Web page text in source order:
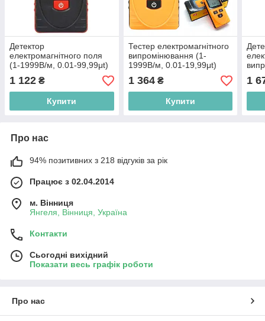
Детектор
електромагнітного поля
(1-1999В/м, 0.01-99,99μt)
WINTACT WT3120
1 122 ₴
Купити
Тестер електромагнітного
випромінювання (1-
1999В/м, 0.01-19,99μt)
BENETECH GM3120
1 364₴
Купити
1
Про нас
94% позитивних з 218 відгуків за рік
Працює з 02.04.2014
м. Вінниця
Янгеля, Вінниця, Україна
Контакти
Сьогодні вихідний
Показати весь графік роботи
Про нас